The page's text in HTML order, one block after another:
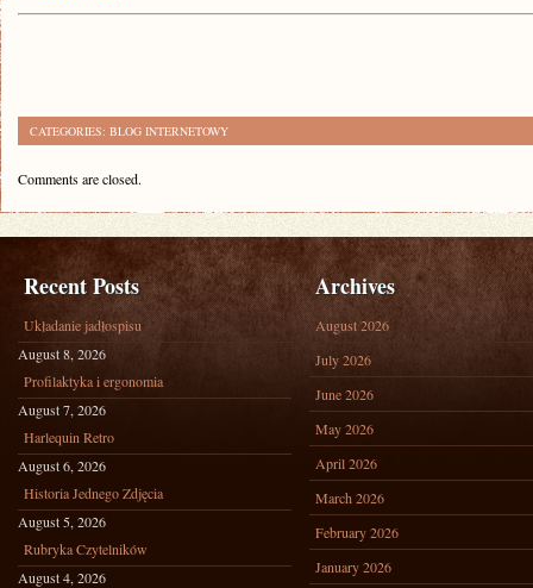
CATEGORIES: BLOG INTERNETOWY
Comments are closed.
Recent Posts
Układanie jadłospisu
August 8, 2026
Profilaktyka i ergonomia
August 7, 2026
Harlequin Retro
August 6, 2026
Historia Jednego Zdjęcia
August 5, 2026
Rubryka Czytelników
August 4, 2026
Archives
August 2026
July 2026
June 2026
May 2026
April 2026
March 2026
February 2026
January 2026